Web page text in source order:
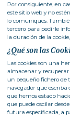
Por consiguiente, en
este sitio web y no
lo comuniques.
tercero para pedirle
la duración de la
¿Qué son las
Las cookies son una
almacenar y recuperar
un pequeño fichero de
navegador que
que hemos estado
que puede oscilar
futura especificada, a